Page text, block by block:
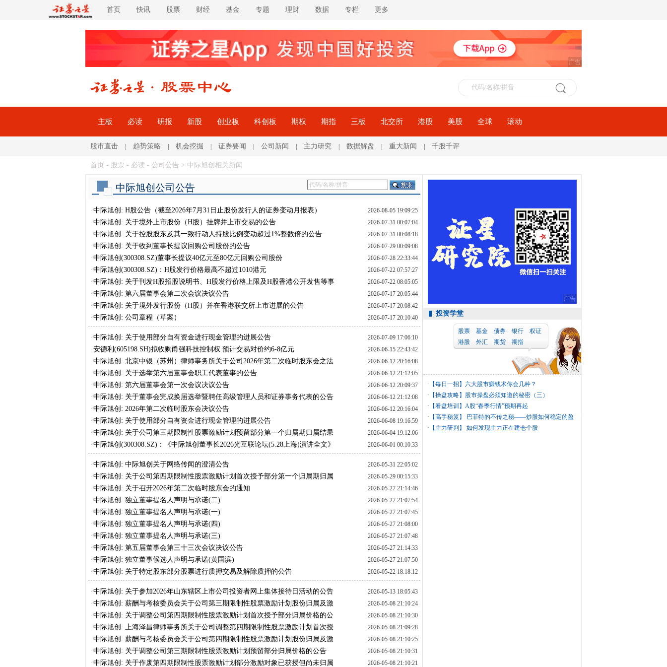
首页 快讯 股票 财经 基金 专题 理财 数据 专栏 更多
广告
主板 必读 研报 新股 创业板 科创板 期权 期指 三板 北交所 港股 美股 全球 滚动
股市直击 趋势策略 机会挖掘 证券要闻 公司新闻 主力研究 数据解盘 重大新闻 千股千评
首页 - 股票 - 必读 - 公司公告 > 中际旭创相关新闻
中际旭创公司公告
·中际旭创: H股公告（截至2026年7月31日止股份发行人的证券变动月报表） 2026-08-05 19:09:25
·中际旭创: 关于境外上市股份（H股）挂牌并上市交易的公告 2026-07-31 00:07:04
·中际旭创: 关于控股股东及其一致行动人持股比例变动超过1%整数倍的公告 2026-07-31 00:08:18
·中际旭创: 关于收到董事长提议回购公司股份的公告 2026-07-29 00:09:08
·中际旭创(300308.SZ)董事长提议40亿元至80亿元回购公司股份 2026-07-28 22:33:44
·中际旭创(300308.SZ)：H股发行价格最高不超过1010港元 2026-07-22 07:57:27
·中际旭创: 关于刊发H股招股说明书、H股发行价格上限及H股香港公开发售等事
宜的公告
2026-07-22 08:05:05
·中际旭创: 第六届董事会第二次会议决议公告 2026-07-17 20:05:44
·中际旭创: 关于境外发行股份（H股）并在香港联交所上市进展的公告 2026-07-17 20:08:42
·中际旭创: 公司章程（草案） 2026-07-17 20:10:40
·中际旭创: 关于使用部分自有资金进行现金管理的进展公告 2026-07-09 17:06:10
·安德利(605198.SH)拟收购甬强科技控制权 预计交易对价约6-8亿元 2026-06-15 22:43:42
·中际旭创: 北京中银（苏州）律师事务所关于公司2026年第二次临时股东会之法
律意见书
2026-06-12 20:16:08
·中际旭创: 关于选举第六届董事会职工代表董事的公告 2026-06-12 21:12:05
·中际旭创: 第六届董事会第一次会议决议公告 2026-06-12 20:09:37
·中际旭创: 关于董事会完成换届选举暨聘任高级管理人员和证券事务代表的公告 2026-06-12 21:12:08
·中际旭创: 2026年第二次临时股东会决议公告 2026-06-12 20:16:04
·中际旭创: 关于使用部分自有资金进行现金管理的进展公告 2026-06-08 19:16:59
·中际旭创: 关于公司第三期限制性股票激励计划预留部分第一个归属期归属结果
暨股份上市公告
2026-06-04 19:12:06
·中际旭创(300308.SZ)：《中际旭创董事长2026光互联论坛(5.28上海)演讲全文》
2026-06-01 00:10:33
·中际旭创: 中际旭创关于网络传闻的澄清公告 2026-05-31 22:05:02
·中际旭创: 关于公司第四期限制性股票激励计划首次授予部分第一个归属期归属
结果暨股份上市公告
2026-05-29 00:15:33
·中际旭创: 关于召开2026年第二次临时股东会的通知 2026-05-27 21:14:46
·中际旭创: 独立董事提名人声明与承诺(二) 2026-05-27 21:07:54
·中际旭创: 独立董事提名人声明与承诺(一) 2026-05-27 21:07:45
·中际旭创: 独立董事提名人声明与承诺(四) 2026-05-27 21:08:00
·中际旭创: 独立董事提名人声明与承诺(三) 2026-05-27 21:07:48
·中际旭创: 第五届董事会第三十三次会议决议公告 2026-05-27 21:14:33
·中际旭创: 独立董事候选人声明与承诺(黄国滨) 2026-05-27 21:07:50
·中际旭创: 关于特定股东部分股票进行质押交易及解除质押的公告 2026-05-22 18:18:12
·中际旭创: 关于参加2026年山东辖区上市公司投资者网上集体接待日活动的公告 2026-05-13 18:05:43
·中际旭创: 薪酬与考核委员会关于公司第三期限制性股票激励计划股份归属及激
励对象名单的核查意见
2026-05-08 21:10:24
·中际旭创: 关于调整公司第四期限制性股票激励计划首次授予部分归属价格的公
告
2026-05-08 21:10:30
·中际旭创: 上海泽昌律师事务所关于公司调整第四期限制性股票激励计划首次授
予部分归属价格、首次授予部分第一个归属期归属条件成就暨作废部分激励对象
已获授但尚未归属的限制性股票的法律意见书
2026-05-08 21:09:28
·中际旭创: 薪酬与考核委员会关于公司第四期限制性股票激励计划股份归属及激
励对象名单的核查意见
2026-05-08 21:10:25
·中际旭创: 关于调整公司第三期限制性股票激励计划预留部分归属价格的公告 2026-05-08 21:10:31
·中际旭创: 关于作废第四期限制性股票激励计划部分激励对象已获授但尚未归属
2026-05-08 21:10:21
广告
投资学堂
股票 基金 债券 银行
权证
港股
外汇 期货 期指
· 【每日一招】 六大股市赚钱术你会几种？
· 【操盘攻略】 股市操盘必须知道的秘密（三）
· 【看盘培训】 A股“春季行情”预期再起
· 【高手秘笈】
巴菲特的不传之秘——炒股如何稳定的盈
利
· 【主力研判】 如何发现主力正在建仓个股